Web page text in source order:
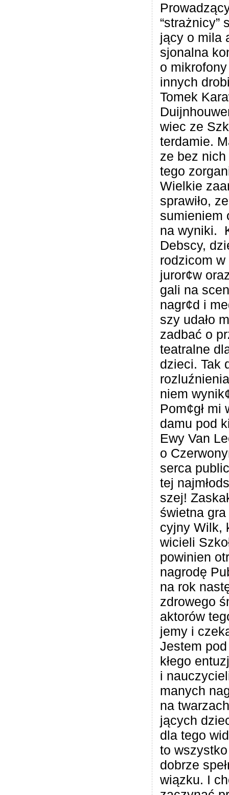
jący o mila
sjo­nalna
o
innych
Tomek
wiec ze
ter­da­mie.
ze bez nich
tego
Wiel­kie
spra­wiło,
sumie­niem
na wyniki.
Deb­scy,
rodzi­com w
juror¢w
gali na
nagr¢d i
szy udało
zadbać o
teatralne
dzieci. Tak
niem
Pom¢gł
damu pod
Ewy Van
o
serca
tej
szej!
świetna
cyjny Wilk,
wi­cieli
powi­nien
nagrodę
na rok
zdro­wego
akto­rów
jemy i
Jestem
kłego
i
ma­nych
na
ją­cych
dla tego
to
dobrze
wiązku. I